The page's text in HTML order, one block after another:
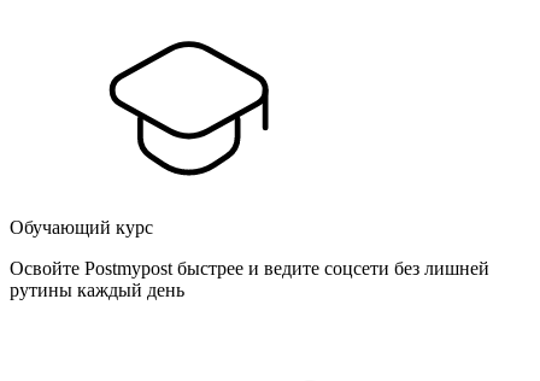
Обучающий курс
Освойте Postmypost быстрее и ведите соцсети без лишней
рутины каждый день